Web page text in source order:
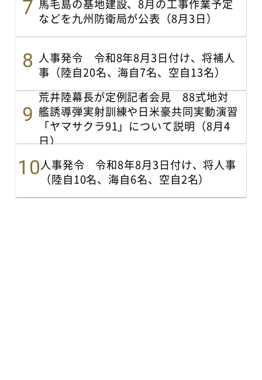
馬毛島の基地建設、8月の工事作業予定
などを九州防衛局が公表（8月3日）
人事発令 令和8年8月3日付け、将補人
事（陸自20名、海自7名、空自13名）
荒井陸幕長が定例記者会見 88式地対
艦誘導弾実射訓練や日米豪共同実動演習
「ヤマサクラ91」について説明（8月4
日）
人事発令 令和8年8月3日付け、将人事
（陸自10名、海自6名、空自2名）